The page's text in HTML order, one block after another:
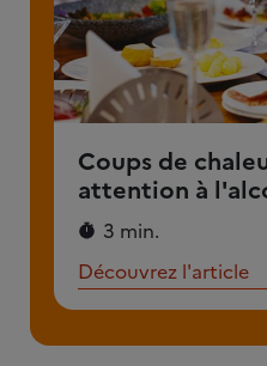
Coups de
attention à
3 min.
Découvrez l'article